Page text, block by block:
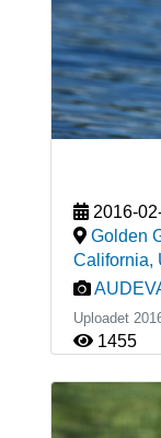
2016-
Golden
California,
Uploadet
1455